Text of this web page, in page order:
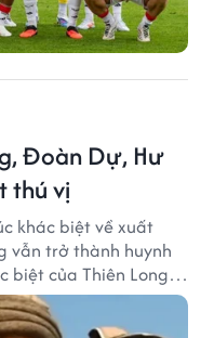
Đoàn Dự, Hư
thú vị
khác biệt về xuất
vẫn trở thành huynh
biệt của Thiên Long